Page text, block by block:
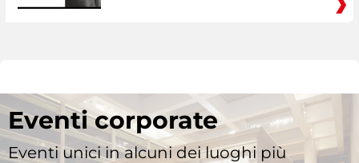
Eventi corporate
Eventi unici in alcuni dei luoghi più